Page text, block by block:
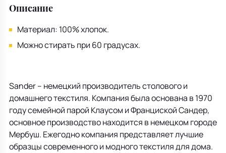
Описание
Материал: 100% хлопок.
Можно стирать при 60 градусах.
Sander – немецкий производитель столового и
домашнего текстиля. Компания была основана в 1970
году семейной парой Клаусом и Франциской Сандер,
основное производство находится в немецком городе
Мербуш. Ежегодно компания представляет лучшие
образцы современного и модного текстиля для дома.